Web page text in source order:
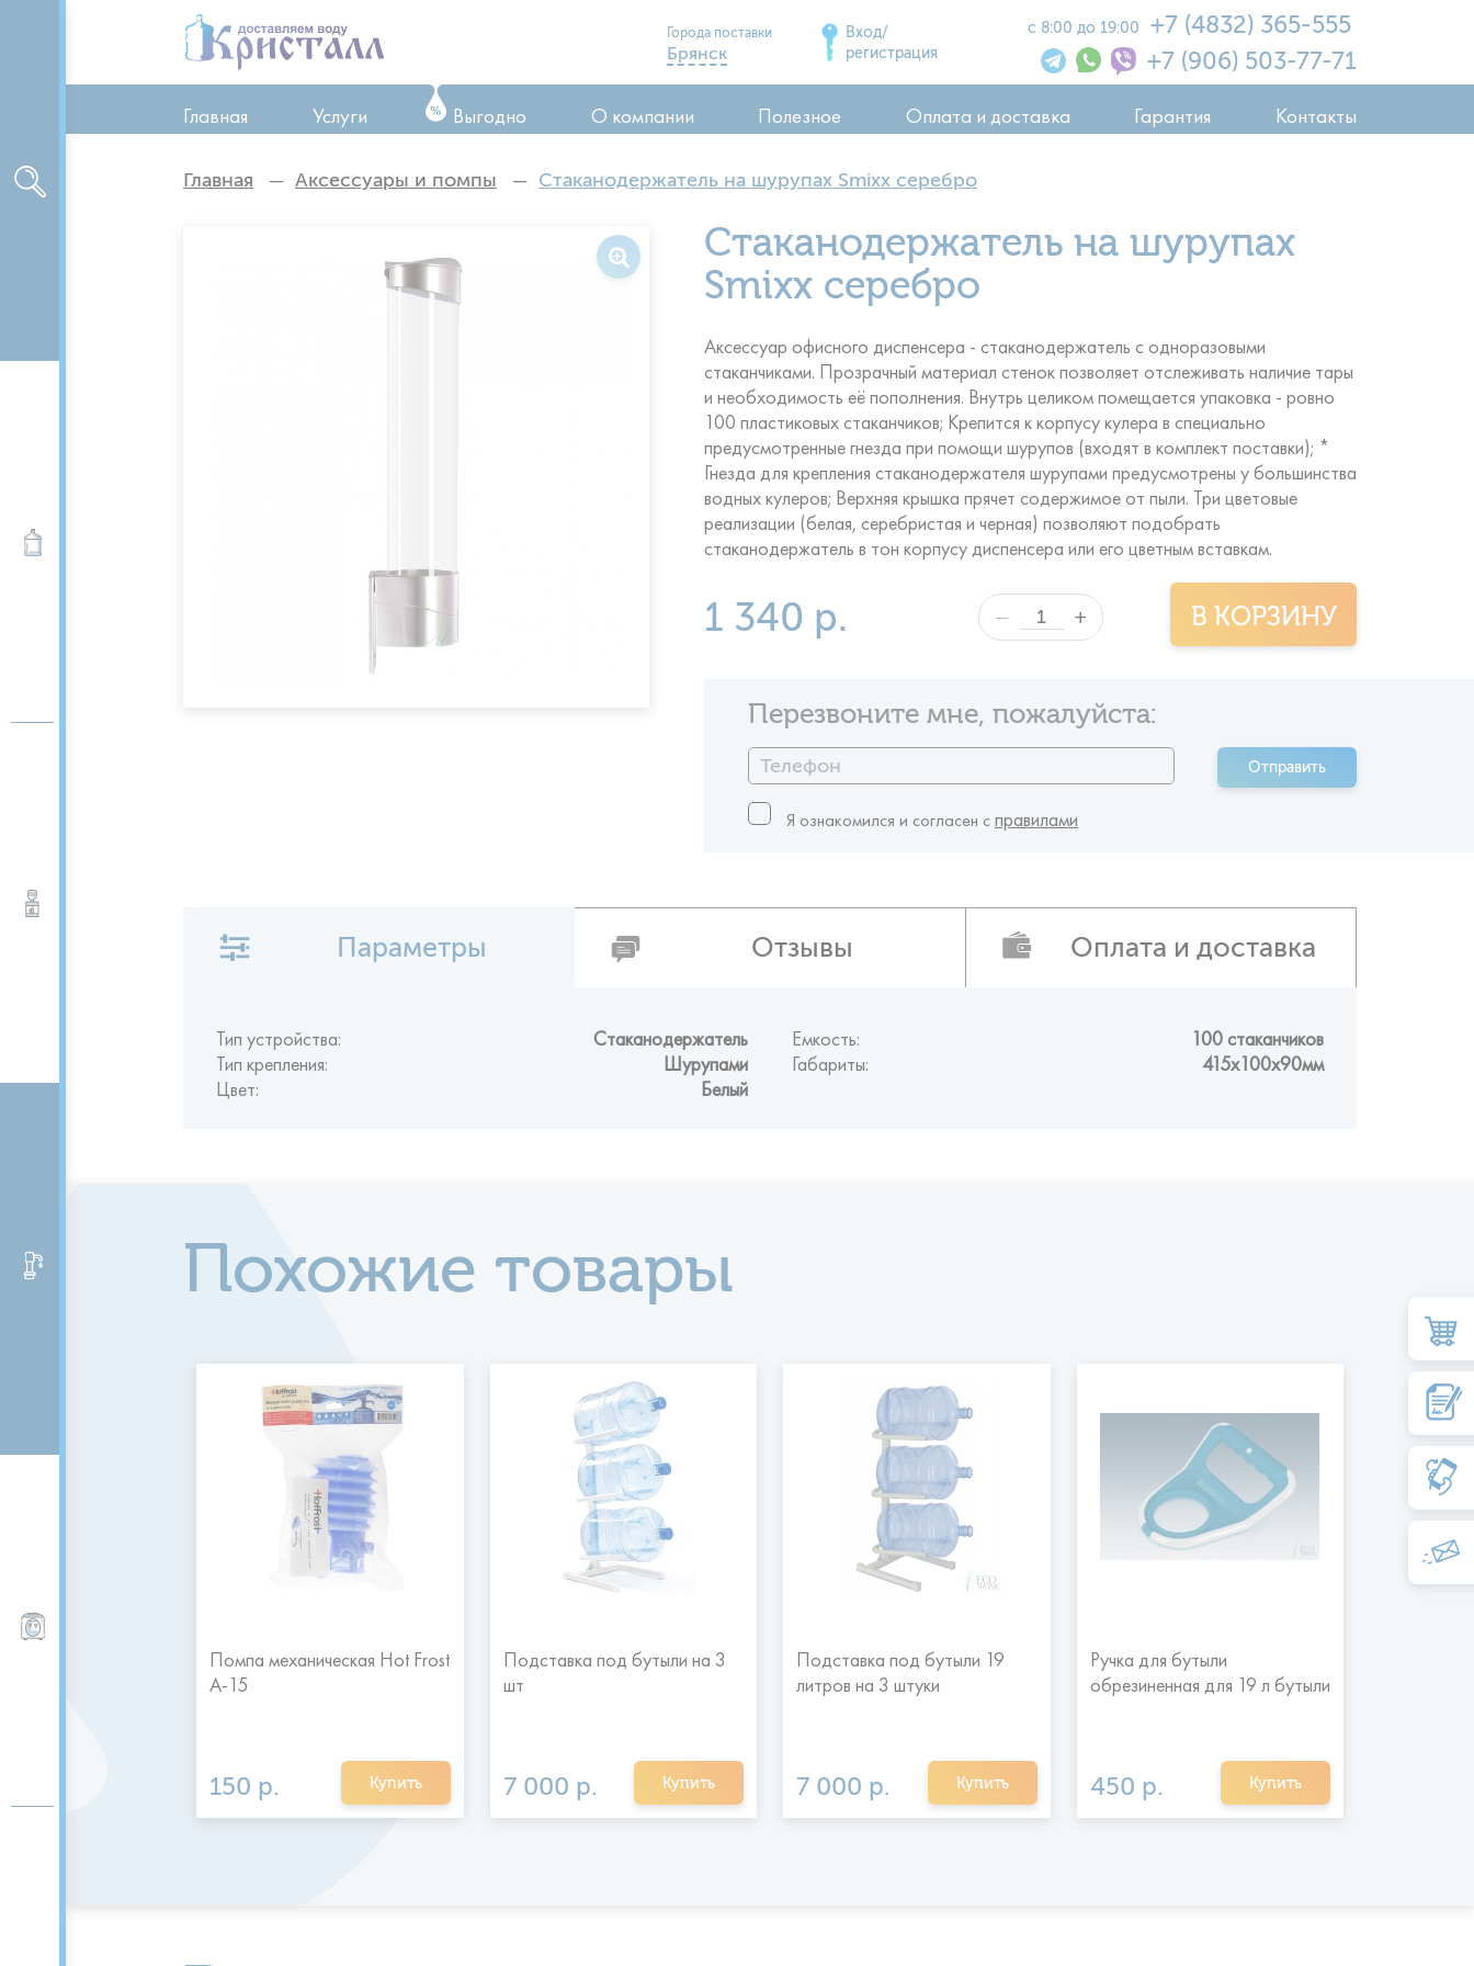
Города поставки
Брянск
Сельцо
Почеп
Клинцы
Вход/
регистрация
с 8:00 до 19:00
+7 (4832) 365-555
+7 (906) 503-77-71
Главная Услуги
Доставка питьевой воды
Выгодно О компании Полезное Оплата и доставка Гарантия Контакты
Аксессуары и помпы
Главная Аксессуары и помпы Стаканодержатель на шурупах Smixx серебро
Стаканодержатель на шурупах
Smixx серебро
Аксессуар офисного диспенсера - стаканодержатель с одноразовыми
стаканчиками. Прозрачный материал стенок позволяет отслеживать наличие тары
и необходимость её пополнения. Внутрь целиком помещается упаковка - ровно
100 пластиковых стаканчиков; Крепится к корпусу кулера в специально
предусмотренные гнезда при помощи шурупов (входят в комплект поставки); *
Гнезда для крепления стаканодержателя шурупами предусмотрены у большинства
водных кулеров; Верхняя крышка прячет содержимое от пыли. Три цветовые
реализации (белая, серебристая и черная) позволяют подобрать
1 340 р. В КОРЗИНУ
— +
Перезвоните мне, пожалуйста:
Отправить
Я ознакомился и согласен c
Параметры Отзывы Оплата и доставка
Тип устройства:
Стаканодержатель
Тип крепления:
Шурупами
Цвет:
Белый
Емкость:
100 стаканчиков
Габариты:
415x100x90мм
Похожие товары
Помпа механическая Hot Frost
A-15
150 р. Купить
Подставка под бутыли на 3
7 000 р. Купить
Подставка под бутыли 19
литров на 3 штуки
7 000 р. Купить
Ручка для бутыли
обрезиненная для 19 л бутыли
450 р. Купить